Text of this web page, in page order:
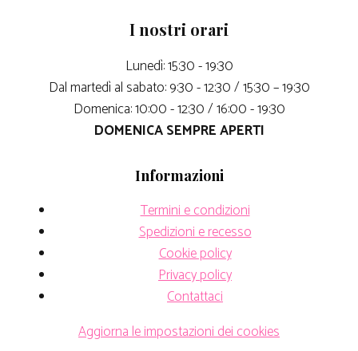
I nostri orari
Lunedì: 15:30 - 19:30
Dal martedì al sabato: 9:30 - 12:30 / 15:30 – 19:30
Domenica: 10:00 - 12:30 / 16:00 - 19:30
DOMENICA SEMPRE APERTI
Informazioni
Termini e condizioni
Spedizioni e recesso
Cookie policy
Privacy policy
Contattaci
Aggiorna le impostazioni dei cookies